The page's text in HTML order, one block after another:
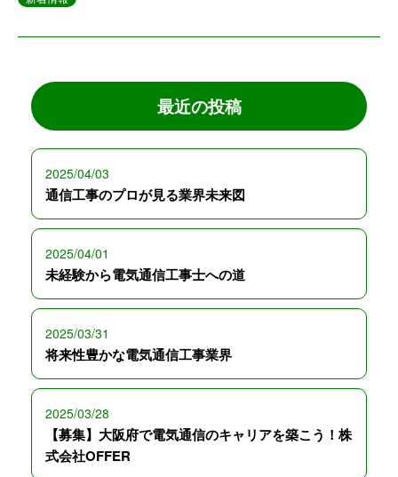
最近の投稿
2025/04/03
通信工事のプロが見る業界未来図
2025/04/01
未経験から電気通信工事士への道
2025/03/31
将来性豊かな電気通信工事業界
2025/03/28
【募集】大阪府で電気通信のキャリアを築こう！株
式会社OFFER